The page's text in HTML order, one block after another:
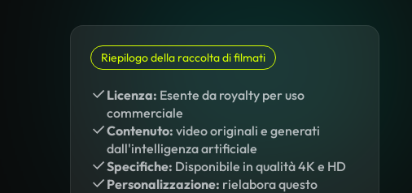
Riepilogo della raccolta di filmati
Licenza: Esente da royalty per uso
commerciale
Contenuto: video originali e generati
dall'intelligenza artificiale
Specifiche: Disponibile in qualità 4K e HD
Personalizzazione: rielabora questo